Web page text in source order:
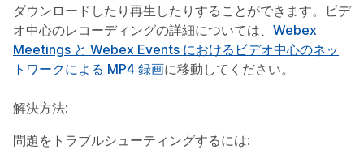
ダウンロードしたり再生したりすることができます。ビデ
オ中心のレコーディングの詳細については、 Webex
Meetings と Webex Events におけるビデオ中心のネッ
トワークによる MP4 録画に移動してください。
解決方法:
問題をトラブルシューティングするには: